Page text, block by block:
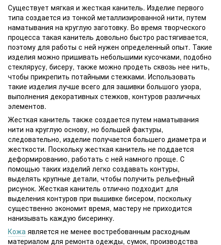
Существует мягкая и жесткая канитель. Изделие первого
типа создается из тонкой металлизированной нити, путем
наматывания на круглую заготовку. Во время творческого
процесса такая канитель довольно быстро растягивается,
поэтому для работы с ней нужен определенный опыт. Такие
изделия можно пришивать небольшими кусочками, подобно
стеклярусу, бисеру, также можно продеть сквозь нее нить,
чтобы прикрепить потайными стежками. Использовать
такие изделия лучше всего для зашивки большого узора,
выполнения декоративных стежков, контуров различных
элементов.
Жесткая канитель также создается путем наматывания
нити на круглую основу, но большей фактуры,
следовательно, изделие получается большего диаметра и
жесткости. Поскольку жесткая канитель не поддается
деформированию, работать с ней намного проще. С
помощью таких изделий легко создавать контуры,
выделять крупные детали, чтобы получить рельефный
рисунок. Жесткая канитель отлично подходит для
выделения контуров при вышивке бисером, поскольку
существенно экономит время, мастеру не приходится
нанизывать каждую бисеринку.
Кожа является не менее востребованным расходным
материалом для ремонта одежды, сумок, производства